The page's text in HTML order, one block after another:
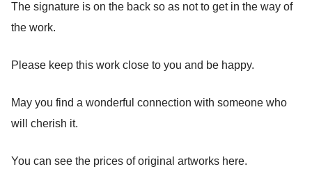
The signature is on the back so as not to get in the way of
the work.
Please keep this work close to you and be happy.
May you find a wonderful connection with someone who
will cherish it.
You can see the prices of original artworks here.